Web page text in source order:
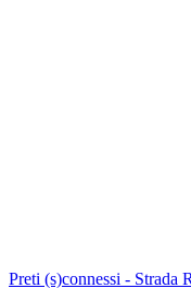
Preti (s)connessi - Strada